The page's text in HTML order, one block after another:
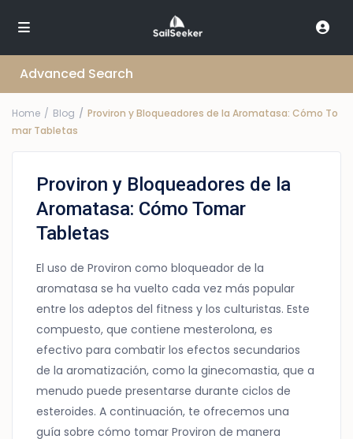
Advanced Search
Home Blog
Proviron y Bloqueadores de la Aromatasa: Cómo To
mar Tabletas
Proviron y Bloqueadores de la
Aromatasa: Cómo Tomar
Tabletas
El uso de Proviron como bloqueador de la
aromatasa se ha vuelto cada vez más popular
entre los adeptos del fitness y los culturistas. Este
compuesto, que contiene mesterolona, es
efectivo para combatir los efectos secundarios
de la aromatización, como la ginecomastia, que a
menudo puede presentarse durante ciclos de
esteroides. A continuación, te ofrecemos una
guía sobre cómo tomar Proviron de manera